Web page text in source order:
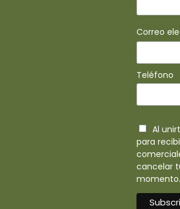
Correo
Teléfono
Al
para
cancelar
momento.